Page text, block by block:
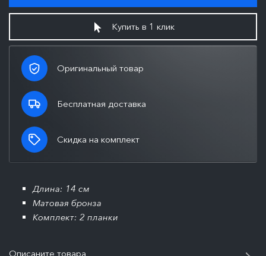
Купить в 1 клик
Оригинальный товар
Бесплатная доставка
Скидка на комплект
Длина: 14 см
Матовая бронза
Комплект: 2 планки
Описаните товара